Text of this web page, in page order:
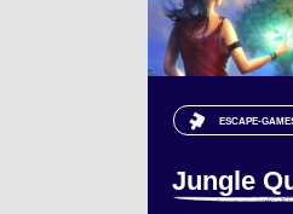
ESCAPE-
Jungle